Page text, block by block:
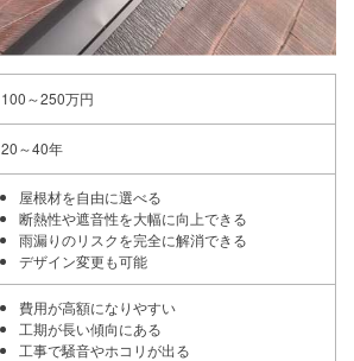
100～250万円
20～40年
屋根材を自由に選べる
断熱性や遮音性を大幅に向上できる
雨漏りのリスクを完全に解消できる
デザイン変更も可能
費用が高額になりやすい
工期が長い傾向にある
工事で騒音やホコリが出る